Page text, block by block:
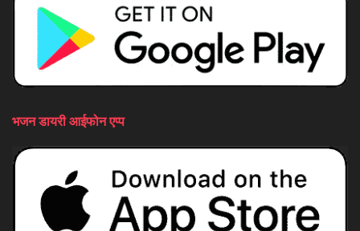
भजन डायरी आईफोन एप्प